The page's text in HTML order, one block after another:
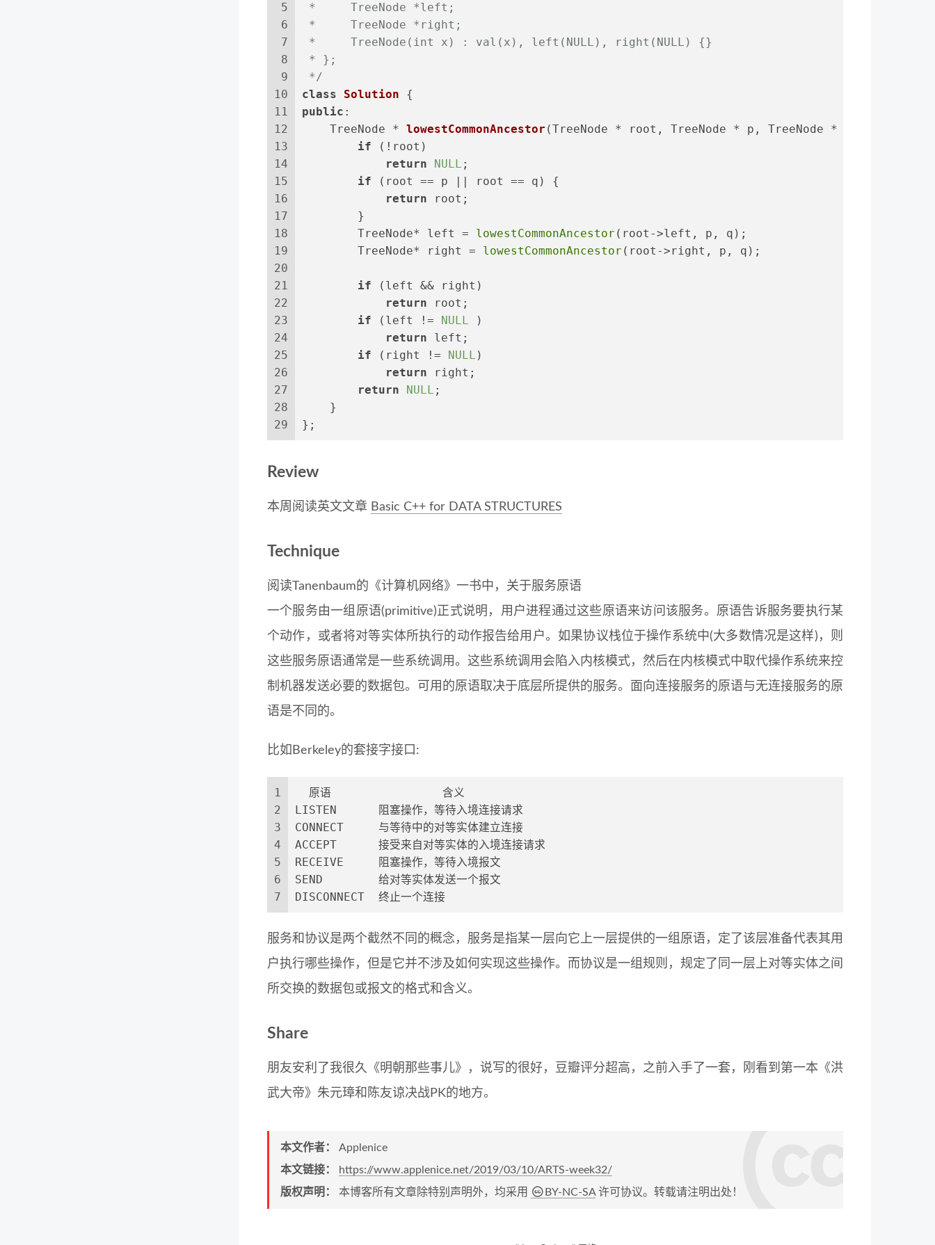
5
6
7
8
9
10
11
12
13
14
15
16
17
18
19
20
21
22
23
24
25
26
27
28
29
*     TreeNode *left;
*     TreeNode *right;
*     TreeNode(int x) : val(x), left(NULL), right(NULL) {}
* };
*/
class
Solution {
public :
TreeNode * lowestCommonAncestor (TreeNode * root, TreeNode * p, TreeNode * q)
if (!root)
return
NULL ;
if (root == p || root == q) {
return root;
        }
        TreeNode* left =
lowestCommonAncestor (root->left, p, q);
        TreeNode* right =
lowestCommonAncestor (root->right, p, q);
if (left && right)
return root;
if (left != NULL )
return left;
if (right != NULL )
return right;
return
NULL ;
    }
};
Review
本周阅读英文文章 Basic C++ for DATA STRUCTURES
Technique
阅读Tanenbaum的《计算机网络》一书中，关于服务原语
一个服务由一组原语(primitive)正式说明，用户进程通过这些原语来访问该服务。原语告诉服务要执行某
个动作，或者将对等实体所执行的动作报告给用户。如果协议栈位于操作系统中(大多数情况是这样)，则
这些服务原语通常是一些系统调用。这些系统调用会陷入内核模式，然后在内核模式中取代操作系统来控
制机器发送必要的数据包。可用的原语取决于底层所提供的服务。面向连接服务的原语与无连接服务的原
语是不同的。
比如Berkeley的套接字接口:
1
2
3
4
5
6
7
  原语                含义
LISTEN      阻塞操作，等待入境连接请求
CONNECT     与等待中的对等实体建立连接
ACCEPT      接受来自对等实体的入境连接请求
RECEIVE     阻塞操作，等待入境报文
SEND        给对等实体发送一个报文
DISCONNECT  终止一个连接
服务和协议是两个截然不同的概念，服务是指某一层向它上一层提供的一组原语，定了该层准备代表其用
户执行哪些操作，但是它并不涉及如何实现这些操作。而协议是一组规则，规定了同一层上对等实体之间
所交换的数据包或报文的格式和含义。
Share
朋友安利了我很久《明朝那些事儿》，说写的很好，豆瓣评分超高，之前入手了一套，刚看到第一本《洪
武大帝》朱元璋和陈友谅决战PK的地方。
本文作者： Applenice
本文链接：
https://www.applenice.net/2019/03/10/ARTS-week32/
版权声明： 本博客所有文章除特别声明外，均采用 BY-NC-SA许可协议。转载请注明出处！